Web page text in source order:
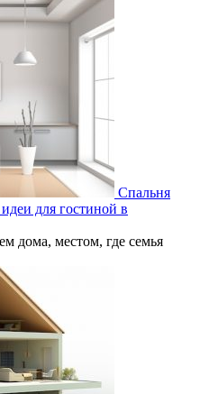
Спальня
для гостиной в
дома, местом, где семья